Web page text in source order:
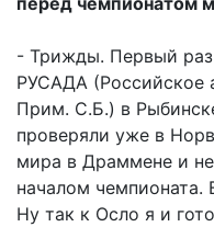
- Трижды. Первый раз
РУСАДА (Российское
Прим. С.Б.) в
проверяли уже в
мира в Драммене и
началом чемпионата.
Ну так к Осло я и